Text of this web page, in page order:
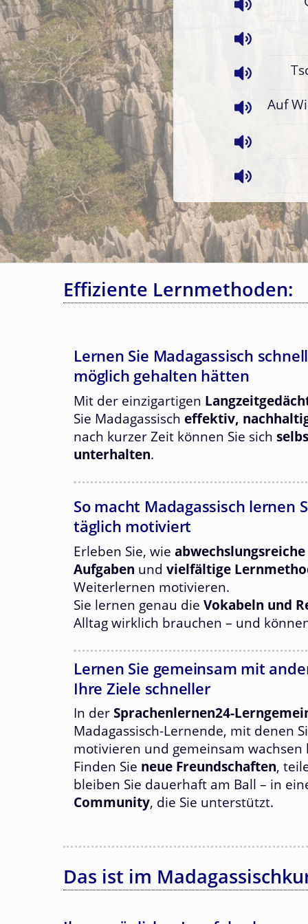
Auf
Effiziente Lernmethoden:
Lernen Sie Madagassisch
möglich gehalten hätten
Mit der einzigartigen
Sie Madagassisch effektiv,
nach kurzer Zeit können Sie sich
unterhalten.
So macht Madagassisch lernen
täglich motiviert
Erleben Sie, wie
Aufgaben und vielfältige
Weiterlernen motivieren.
Sie lernen genau die Vokabeln und
Alltag wirklich brauchen – und
Lernen Sie gemeinsam mit
Ihre Ziele schneller
In der Sprachenlernen24-
Madagassisch-Lernende, mit denen
motivieren und gemeinsam wachsen
Finden Sie neue Freundschaften,
bleiben Sie dauerhaft am Ball – in
Community, die Sie unterstützt.
Das ist im